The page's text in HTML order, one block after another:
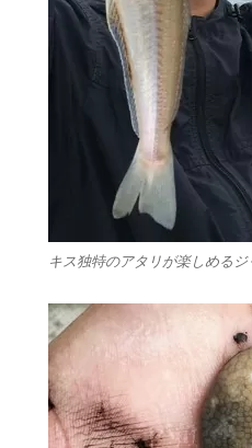
キス独特のアタリが楽しめるジ